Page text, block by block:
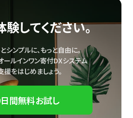
してください。
シンプルに、もっと自由に。
ルインワン寄付DXシステム
援をはじめましょう。
間無料お試し